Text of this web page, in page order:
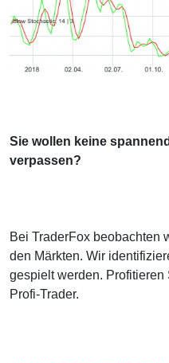
Sie wollen keine
verpassen?
Bei TraderFox beobachten
den Märkten. Wir
gespielt werden.
Profi-Trader.